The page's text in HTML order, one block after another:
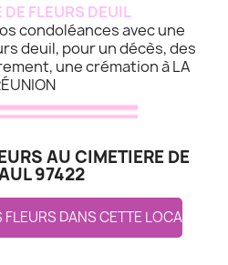
FLEURS DEUIL
condoléances avec une
deuil, pour un décès, des
une crémation à LA
AU CIMETIERE DE
97422
FLEURS DANS CETTE LOCALITE